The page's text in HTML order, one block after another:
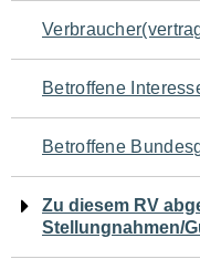
Navigation
für
den
Seiteninhalt
Betroffene
Betroffene
Zu diesem RV
Stellungnahmen/